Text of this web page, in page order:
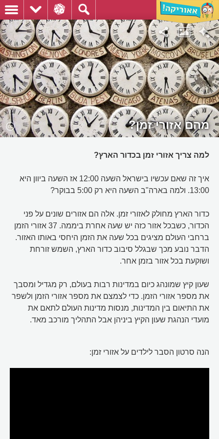
מהם אזורי זמן?
למה צריך אזורי זמן בכדור הארץ?
איך זה שאם עכשיו בישראל השעה 12:00 אז השעה ביוון היא
13:00. ולמה בארה"ב השעה היא רק 5:00 בבוקר?
כדור הארץ מחולק לאזורי זמן. אלה הם אזורים שונים על פני
הכדור, כשבכל אזור כזה יש שעה אחרת ביממה. 37 אזורי הזמן
ברחבי העולם מציגים בכל שעה את הזמן היחסי באותו האזור.
הדבר נובע מכך שבגלל סיבוב כדור הארץ, השמש זורחת
ושוקעת בכל אזור בזמן אחר.
שעון קיץ שמונהג כיום במדינות רבות בעולם, רק מגדיל ומסבך
את מספר אזורי הזמן. כדי לצמצם את מספר אזורי הזמן ולשפר
את התיאום בין המדינות, מנסות מדינות העולם לתאם את
מועדי הנהגת שעון הקיץ ביניהן אבל התהליך מורכב מאד.
הנה סרטון הסבר לילדים על אזורי זמן: